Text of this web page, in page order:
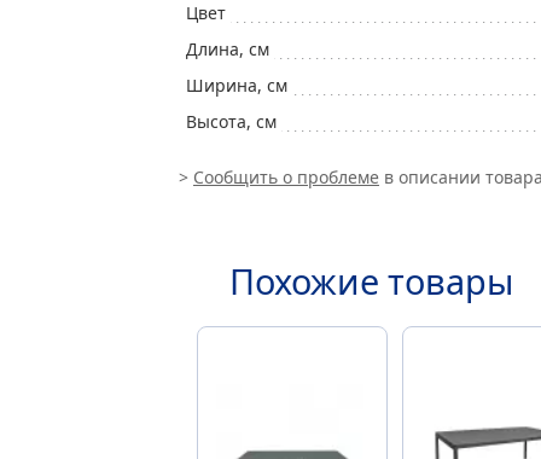
Цвет
Длина, см
Ширина, см
Высота, см
> Сообщить о проблеме в описании
Похожие товары